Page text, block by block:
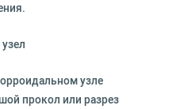
узле
прокол или разрез